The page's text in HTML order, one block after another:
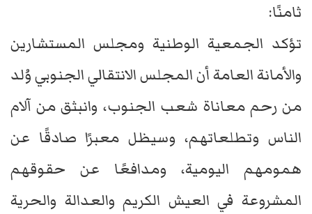
ثامنًا:
تؤكد الجمعية الوطنية ومجلس المستشارين
والأمانة العامة أن المجلس الانتقالي الجنوبي وُلد
من رحم معاناة شعب الجنوب، وانبثق من آلام
الناس وتطلعاتهم، وسيظل معبرًا صادقًا عن
همومهم اليومية، ومدافعًا عن حقوقهم
المشروعة في العيش الكريم والعدالة والحرية